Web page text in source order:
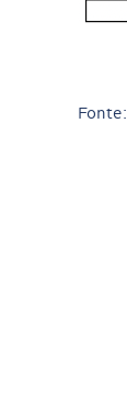
Fonte: